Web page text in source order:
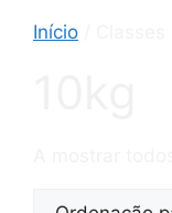
Início